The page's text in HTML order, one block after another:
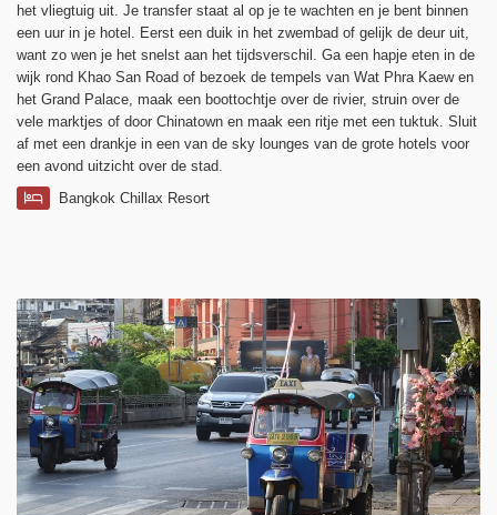
het vliegtuig uit. Je transfer staat al op je te wachten en je bent binnen
een uur in je hotel. Eerst een duik in het zwembad of gelijk de deur uit,
want zo wen je het snelst aan het tijdsverschil. Ga een hapje eten in de
wijk rond Khao San Road of bezoek de tempels van Wat Phra Kaew en
het Grand Palace, maak een boottochtje over de rivier, struin over de
vele marktjes of door Chinatown en maak een ritje met een tuktuk. Sluit
af met een drankje in een van de sky lounges van de grote hotels voor
een avond uitzicht over de stad.
Bangkok Chillax Resort